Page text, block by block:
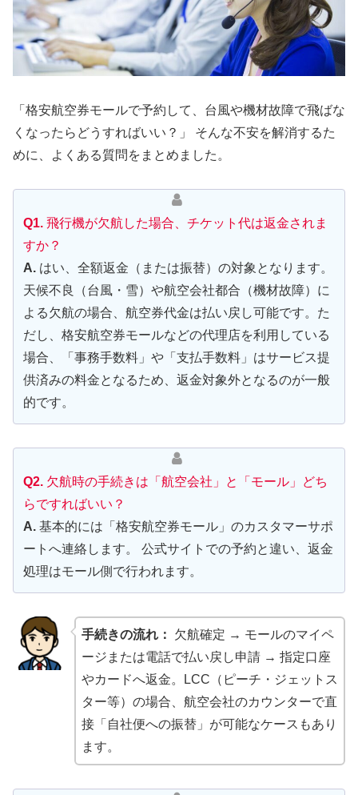
「格安航空券モールで予約して、台風や機材故障で飛ばな
くなったらどうすればいい？」 そんな不安を解消するた
めに、よくある質問をまとめました。
Q1. 飛行機が欠航した場合、チケット代は返金されま
すか？
A. はい、全額返金（または振替）の対象となります。
天候不良（台風・雪）や航空会社都合（機材故障）に
よる欠航の場合、航空券代金は払い戻し可能です。た
だし、格安航空券モールなどの代理店を利用している
場合、「事務手数料」や「支払手数料」はサービス提
供済みの料金となるため、返金対象外となるのが一般
的です。
Q2. 欠航時の手続きは「航空会社」と「モール」どち
らですればいい？
A. 基本的には「格安航空券モール」のカスタマーサポ
ートへ連絡します。 公式サイトでの予約と違い、返金
処理はモール側で行われます。
手続きの流れ： 欠航確定 → モールのマイペ
ージまたは電話で払い戻し申請 → 指定口座
やカードへ返金。LCC（ピーチ・ジェットス
ター等）の場合、航空会社のカウンターで直
接「自社便への振替」が可能なケースもあり
ます。